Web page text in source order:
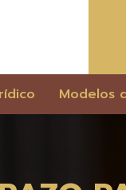
Modelos